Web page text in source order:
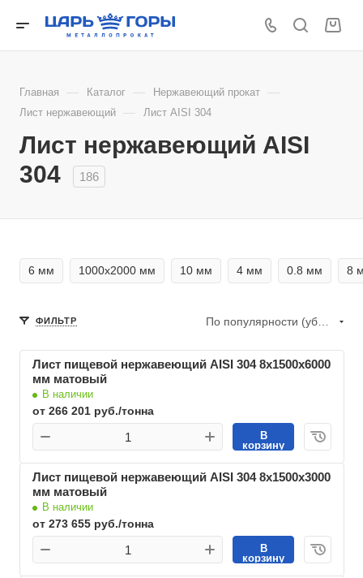
Главная — Каталог — Нержавеющий прокат —
Лист нержавеющий — Лист AISI 304
Лист нержавеющий AISI
304
186
6 мм 1000х2000 мм 10 мм 4 мм 0.8 мм 8
ФИЛЬТР
Лист пищевой нержавеющий AISI 304 8х1500х6000
мм матовый
В наличии
от 266 201 руб./тонна
В
корзину
Лист пищевой нержавеющий AISI 304 8х1500х3000
мм матовый
В наличии
от 273 655 руб./тонна
В
корзину